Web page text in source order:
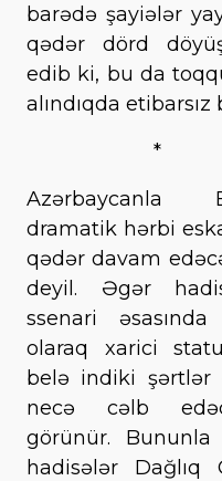
barədə şayiələr
qədər dörd
edib ki, bu da
alındıqda
*
Azərbaycanla
dramatik hərbi
qədər davam
deyil. Əgər
ssenari
olaraq xarici
belə indiki şərtlər
necə cəlb
görünür.
hadisələr Dağlıq